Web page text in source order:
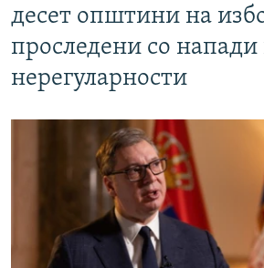
десет општини на
проследени со напади
нерегуларности